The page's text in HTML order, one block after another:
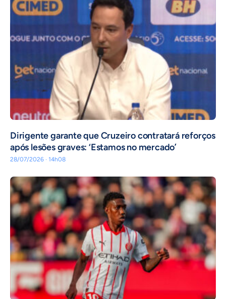
Dirigente garante que Cruzeiro contratará reforços
após lesões graves: ‘Estamos no mercado’
28/07/2026 · 14h08